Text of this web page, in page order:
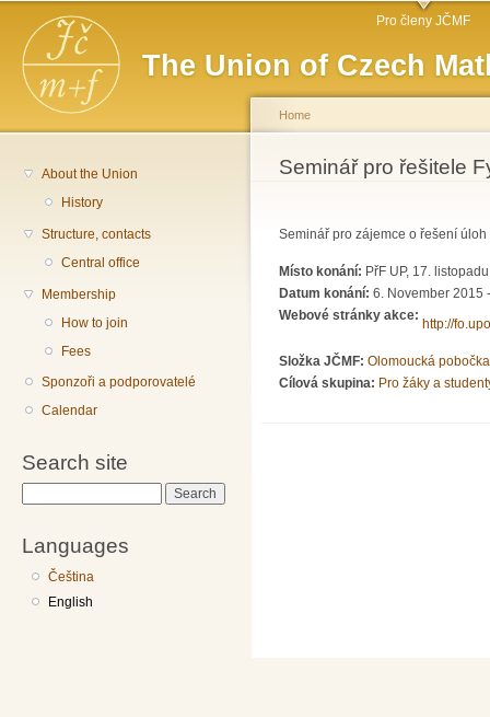
The Union of Czech
Main menu Pro členy JČMF
About the Union
History
Structure, contacts
Central office
Membership
How to join
Fees
Sponzoři a podporovatelé
Calendar
Search site
Languages
Čeština
English
You are here
Home
Seminář pro řešitele
Seminář pro zájemce o řešení
Místo konání: PřF UP, 17.
Datum konání: 6. November 2015
Webové stránky akce:
http://
Složka JČMF: Olomoucká pobočka
Cílová skupina: Pro žáky a